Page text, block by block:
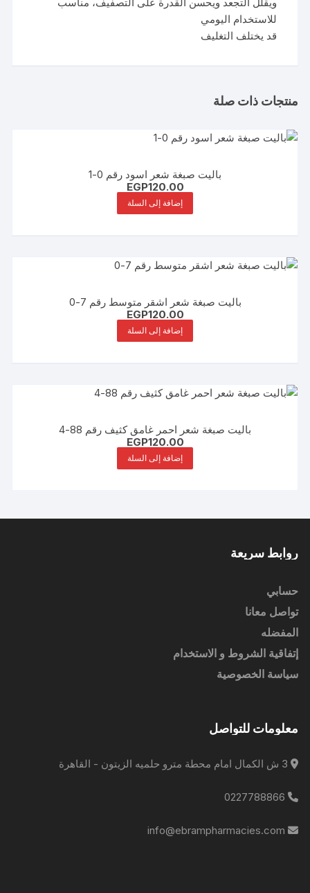
للاستخدام اليومي
قد يختلف التغليف
منتجات ذات صلة
باليت صبغة شعر اسود رقم 0-1
EGP120.00
إضافة إلى السلة
باليت صبغة شعر اشقر متوسط رقم 7-0
EGP120.00
إضافة إلى السلة
باليت صبغة شعر احمر غامق كثيف رقم 88-4
EGP120.00
إضافة إلى السلة
روابط سريعة
حسابي
تواصل معانا
المفضله
إتفاقية الشروط و الاستخدام
سياسة الخصوصية
معلومات للتواصل